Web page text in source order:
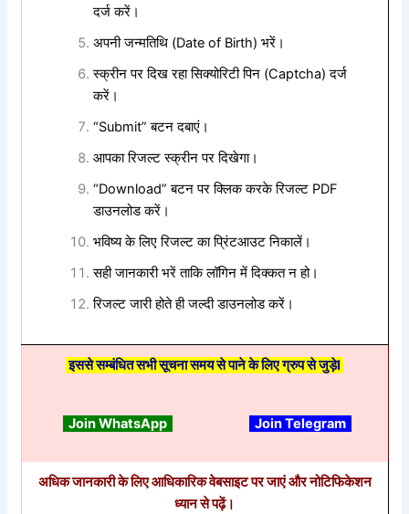
दर्ज करें।
अपनी जन्मतिथि (Date of Birth) भरें।
स्क्रीन पर दिख रहा सिक्योरिटी पिन (Captcha) दर्ज
करें।
“Submit” बटन दबाएं।
आपका रिजल्ट स्क्रीन पर दिखेगा।
“Download” बटन पर क्लिक करके रिजल्ट PDF
डाउनलोड करें।
भविष्य के लिए रिजल्ट का प्रिंटआउट निकालें।
सही जानकारी भरें ताकि लॉगिन में दिक्कत न हो।
रिजल्ट जारी होते ही जल्दी डाउनलोड करें।
इससे सम्बंधित सभी सूचना समय से पाने के लिए ग्रुप से जुड़ेI
Join WhatsApp Join Telegram
अधिक जानकारी के लिए आधिकारिक वेबसाइट पर जाएं और नोटिफिकेशन
ध्यान से पढ़ें।